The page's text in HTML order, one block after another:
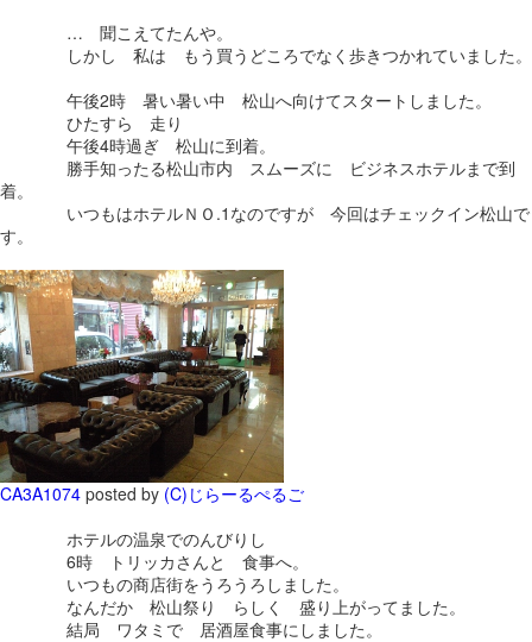
… 聞こえてたんや。
しかし 私は もう買うどころでなく歩きつかれていました。
午後2時 暑い暑い中 松山へ向けてスタートしました。
ひたすら 走り
午後4時過ぎ 松山に到着。
勝手知ったる松山市内 スムーズに ビジネスホテルまで到
着。
いつもはホテルＮＯ.1なのですが 今回はチェックイン松山で
す。
CA3A1074 posted by (C)じらーるぺるご
ホテルの温泉でのんびりし
6時 トリッカさんと 食事へ。
いつもの商店街をうろうろしました。
なんだか 松山祭り らしく 盛り上がってました。
結局 ワタミで 居酒屋食事にしました。